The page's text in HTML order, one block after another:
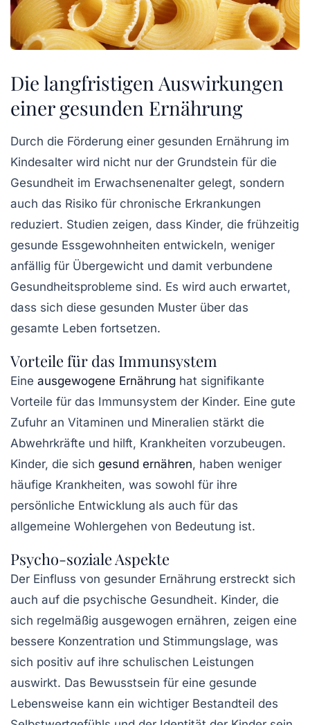
Die langfristigen Auswirkungen
einer gesunden Ernährung
Durch die Förderung einer gesunden Ernährung im
Kindesalter wird nicht nur der Grundstein für die
Gesundheit im Erwachsenenalter gelegt, sondern
auch das Risiko für chronische Erkrankungen
reduziert. Studien zeigen, dass Kinder, die frühzeitig
gesunde Essgewohnheiten entwickeln, weniger
anfällig für Übergewicht und damit verbundene
Gesundheitsprobleme sind. Es wird auch erwartet,
dass sich diese gesunden Muster über das
gesamte Leben fortsetzen.
Vorteile für das Immunsystem
Eine ausgewogene Ernährung hat signifikante
Vorteile für das Immunsystem der Kinder. Eine gute
Zufuhr an Vitaminen und Mineralien stärkt die
Abwehrkräfte und hilft, Krankheiten vorzubeugen.
Kinder, die sich gesund ernähren, haben weniger
häufige Krankheiten, was sowohl für ihre
persönliche Entwicklung als auch für das
allgemeine Wohlergehen von Bedeutung ist.
Psycho-soziale Aspekte
Der Einfluss von gesunder Ernährung erstreckt sich
auch auf die psychische Gesundheit. Kinder, die
sich regelmäßig ausgewogen ernähren, zeigen eine
bessere Konzentration und Stimmungslage, was
sich positiv auf ihre schulischen Leistungen
auswirkt. Das Bewusstsein für eine gesunde
Lebensweise kann ein wichtiger Bestandteil des